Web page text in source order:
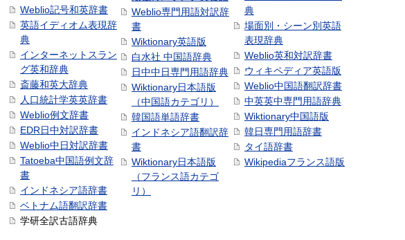
Weblio記号和英辞書
英語イディオム表現辞
典
インターネットスラン
グ英和辞典
斎藤和英大辞典
人口統計学英英辞書
Weblio例文辞書
EDR日中対訳辞書
Weblio中日対訳辞書
Tatoeba中国語例文辞
書
インドネシア語辞書
ベトナム語翻訳辞書
学研全訳古語辞典
Weblio専門用語対訳辞
書
Wiktionary英語版
白水社 中国語辞典
日中中日専門用語辞典
Wiktionary日本語版
（中国語カテゴリ）
韓国語単語辞書
インドネシア語翻訳辞
書
Wiktionary日本語版
（フランス語カテゴ
リ）
典
場面別・シーン別英語
表現辞典
Weblio英和対訳辞書
ウィキペディア英語版
Weblio中国語翻訳辞書
中英英中専門用語辞典
Wiktionary中国語版
韓日専門用語辞書
タイ語辞書
Wikipediaフランス語版